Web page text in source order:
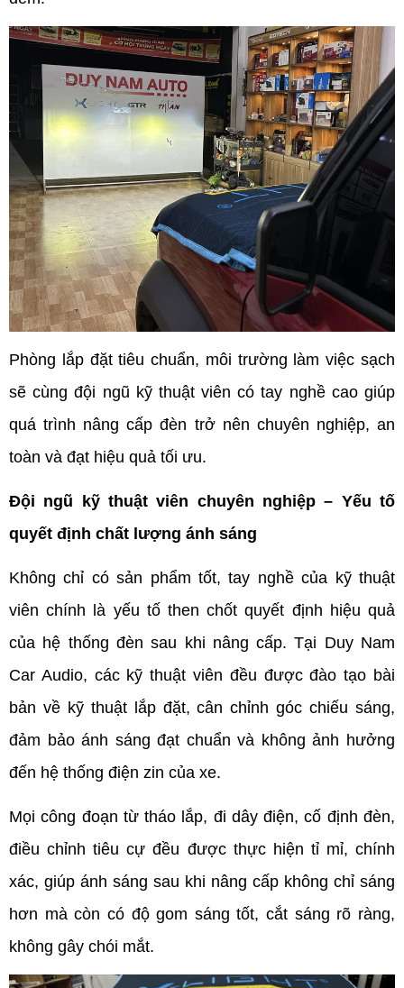
Phòng lắp đặt tiêu chuẩn, môi trường làm việc sạch
sẽ cùng đội ngũ kỹ thuật viên có tay nghề cao giúp
quá trình nâng cấp đèn trở nên chuyên nghiệp, an
toàn và đạt hiệu quả tối ưu.
Đội ngũ kỹ thuật viên chuyên nghiệp – Yếu tố
quyết định chất lượng ánh sáng
Không chỉ có sản phẩm tốt, tay nghề của kỹ thuật
viên chính là yếu tố then chốt quyết định hiệu quả
của hệ thống đèn sau khi nâng cấp. Tại Duy Nam
Car Audio, các kỹ thuật viên đều được đào tạo bài
bản về kỹ thuật lắp đặt, cân chỉnh góc chiếu sáng,
đảm bảo ánh sáng đạt chuẩn và không ảnh hưởng
đến hệ thống điện zin của xe.
Mọi công đoạn từ tháo lắp, đi dây điện, cố định đèn,
điều chỉnh tiêu cự đều được thực hiện tỉ mỉ, chính
xác, giúp ánh sáng sau khi nâng cấp không chỉ sáng
hơn mà còn có độ gom sáng tốt, cắt sáng rõ ràng,
không gây chói mắt.